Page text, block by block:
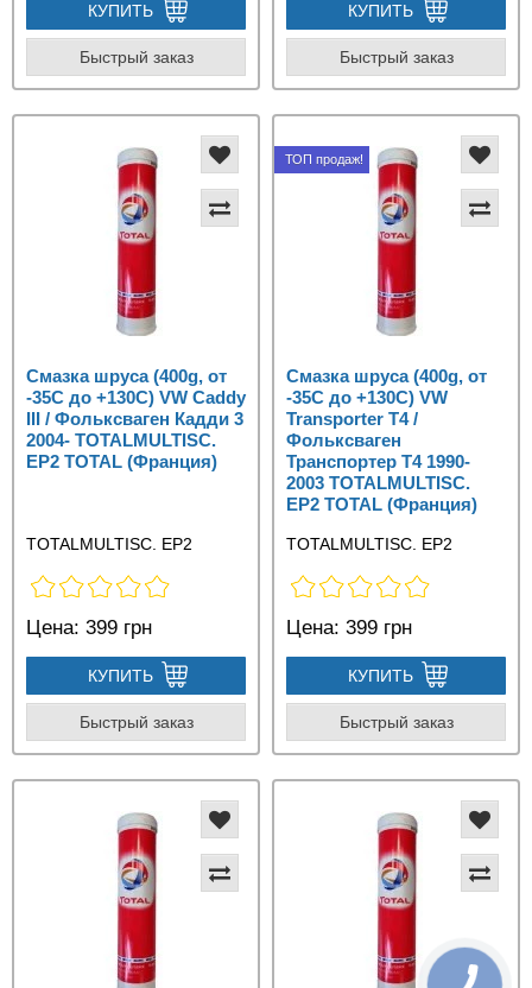
КУПИТЬ
Быстрый заказ
КУПИТЬ
Быстрый заказ
Смазка шруса (400g, от
-35С до +130C) VW Caddy
III / Фольксваген Кадди 3
2004- TOTALMULTISC.
EP2 TOTAL (Франция)
TOTALMULTISC. EP2
Цена: 399 грн
КУПИТЬ
Быстрый заказ
ТОП продаж!
Смазка шруса (400g, от
-35С до +130C) VW
Transporter T4 /
Фольксваген
Транспортер Т4 1990-
2003 TOTALMULTISC.
EP2 TOTAL (Франция)
TOTALMULTISC. EP2
Цена: 399 грн
КУПИТЬ
Быстрый заказ